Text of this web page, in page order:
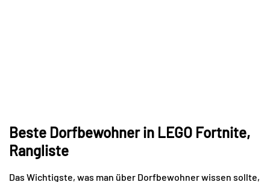
Beste Dorfbewohner in LEGO Fortnite,
Rangliste
Das Wichtigste, was man über Dorfbewohner wissen sollte,